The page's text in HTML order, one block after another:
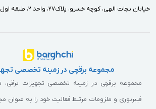
خيابان نجات الهى، كوچه خسرو، پلاك٢٧، واحد ٢، طبقه اول
مجموعه برقچی در زمینه تخصصی
مجموعه برقچی در زمینه تخصصی تجهیزات برقی،
فیبرنوری و ملزومات مرتبط فعالیت خود را به